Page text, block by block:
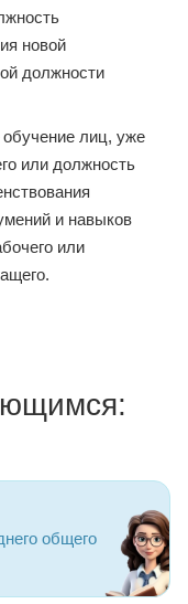
новой
должности
лиц, уже
или должность
и навыков
или
общего